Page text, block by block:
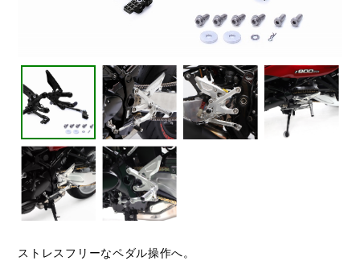
ストレスフリーなペダル操作へ。